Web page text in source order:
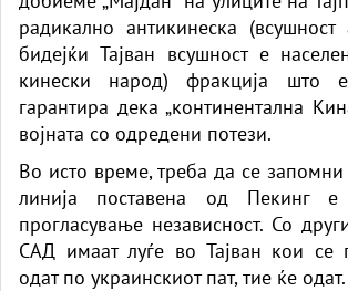
радикално антикинеска
бидејќи Тајван всушност е
кинески народ) фракција што
гарантира дека „континентална
војната со одредени потези.
Во исто време, треба да се запомни
линија поставена од Пекинг е
прогласување независност. Со
САД имаат луѓе во Тајван кои се
одат по украинскиот пат, тие ќе одат.